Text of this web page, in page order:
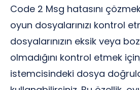
Code 2 Msg hatasını
oyun dosyalarınızı kontrol
dosyalarınızın eksik veya
olmadığını kontrol etmek
istemcisindeki dosya